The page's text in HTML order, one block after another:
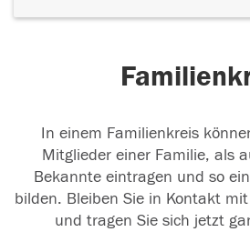
In einem Familienkreis
Mitglieder einer Familie, als
Bekannte eintragen und so
bilden. Bleiben Sie in Kontakt
und tragen Sie sich jetzt